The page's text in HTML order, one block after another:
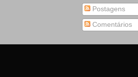
Postagens
Comentários